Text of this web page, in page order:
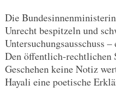
Die
Unrecht bespitzeln und
Untersuchungsausschuss
Den öffentlich-rechtlichen
Geschehen keine Notiz
Hayali eine poetische